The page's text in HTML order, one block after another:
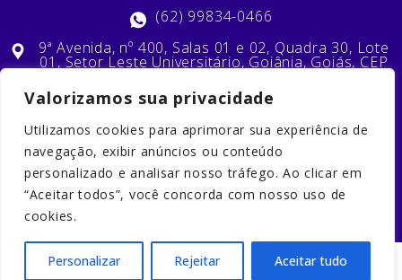
Valorizamos sua privacidade
Utilizamos cookies para aprimorar sua experiência de
navegação, exibir anúncios ou conteúdo
personalizado e analisar nosso tráfego. Ao clicar em
“Aceitar todos”, você concorda com nosso uso de
cookies.
Personalizar Rejeitar Aceitar tudo
(62) 99834-0466
9ª Avenida, nº 400, Salas 01 e 02, Quadra 30, Lote
01, Setor Leste Universitário, Goiânia, Goiás, CEP
Nossas Redes Sociais
2023 © Copyright. Todos os direitos reservados. Desenvolvido por